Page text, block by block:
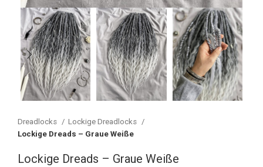
Dreadlocks
Lockige Dreadlocks
Lockige Dreads – Graue Weiße
Lockige Dreads – Graue Weiße